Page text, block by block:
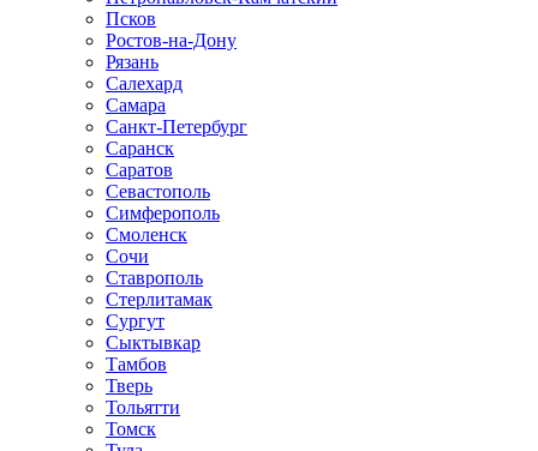
Псков
Ростов-на-Дону
Рязань
Салехард
Самара
Санкт-Петербург
Саранск
Саратов
Севастополь
Симферополь
Смоленск
Сочи
Ставрополь
Стерлитамак
Сургут
Сыктывкар
Тамбов
Тверь
Тольятти
Томск